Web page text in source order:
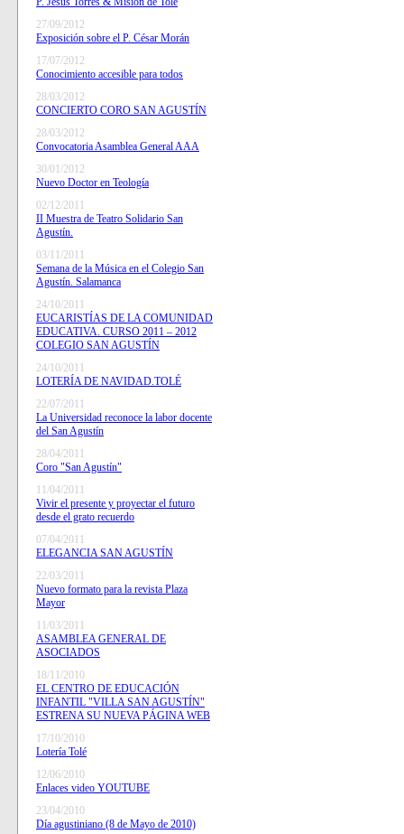
27/09/2012
Exposición sobre el P. César Morán
17/07/2012
Conocimiento accesible para todos
28/03/2012
CONCIERTO CORO SAN AGUSTÍN
28/03/2012
Convocatoria Asamblea General AAA
30/01/2012
Nuevo Doctor en Teología
02/12/2011
II Muestra de Teatro Solidario San
Agustín.
03/11/2011
Semana de la Música en el Colegio San
Agustín. Salamanca
24/10/2011
EUCARISTÍAS DE LA COMUNIDAD
EDUCATIVA. CURSO 2011 – 2012
COLEGIO SAN AGUSTÍN
24/10/2011
LOTERÍA DE NAVIDAD.TOLÉ
22/07/2011
La Universidad reconoce la labor docente
del San Agustín
28/04/2011
Coro "San Agustín"
11/04/2011
Vivir el presente y proyectar el futuro
desde el grato recuerdo
07/04/2011
ELEGANCIA SAN AGUSTÍN
22/03/2011
Nuevo formato para la revista Plaza
Mayor
11/03/2011
ASAMBLEA GENERAL DE
ASOCIADOS
18/11/2010
EL CENTRO DE EDUCACIÓN
INFANTIL "VILLA SAN AGUSTÍN"
ESTRENA SU NUEVA PÁGINA WEB
17/10/2010
Lotería Tolé
12/06/2010
Enlaces video YOUTUBE
23/04/2010
Día agustiniano (8 de Mayo de 2010)